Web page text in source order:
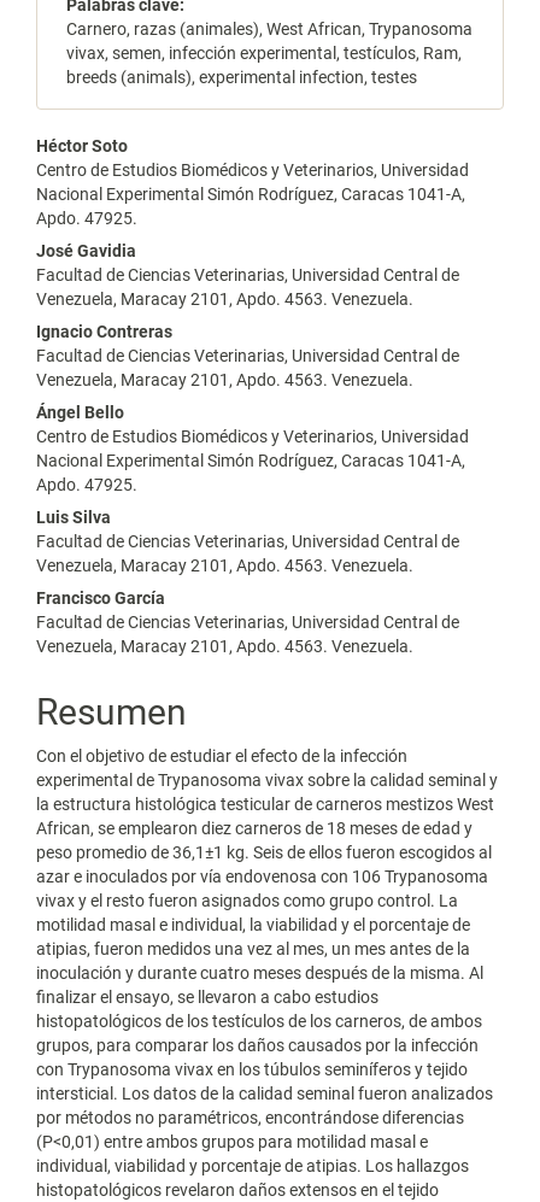
Palabras clave:
Carnero, razas (animales), West African, Trypanosoma
vivax, semen, infección experimental, testículos, Ram,
breeds (animals), experimental infection, testes
Contenido
principal
del
artículo
Héctor Soto
Centro de Estudios Biomédicos y Veterinarios, Universidad
Nacional Experimental Simón Rodríguez, Caracas 1041-A,
Apdo. 47925.
José Gavidia
Facultad de Ciencias Veterinarias, Universidad Central de
Venezuela, Maracay 2101, Apdo. 4563. Venezuela.
Ignacio Contreras
Facultad de Ciencias Veterinarias, Universidad Central de
Venezuela, Maracay 2101, Apdo. 4563. Venezuela.
Ángel Bello
Centro de Estudios Biomédicos y Veterinarios, Universidad
Nacional Experimental Simón Rodríguez, Caracas 1041-A,
Apdo. 47925.
Luis Silva
Facultad de Ciencias Veterinarias, Universidad Central de
Venezuela, Maracay 2101, Apdo. 4563. Venezuela.
Francisco García
Facultad de Ciencias Veterinarias, Universidad Central de
Venezuela, Maracay 2101, Apdo. 4563. Venezuela.
Resumen
Con el objetivo de estudiar el efecto de la infección
experimental de Trypanosoma vivax sobre la calidad seminal y
la estructura histológica testicular de carneros mestizos West
African, se emplearon diez carneros de 18 meses de edad y
peso promedio de 36,1±1 kg. Seis de ellos fueron escogidos al
azar e inoculados por vía endovenosa con 106 Trypanosoma
vivax y el resto fueron asignados como grupo control. La
motilidad masal e individual, la viabilidad y el porcentaje de
atipias, fueron medidos una vez al mes, un mes antes de la
inoculación y durante cuatro meses después de la misma. Al
finalizar el ensayo, se llevaron a cabo estudios
histopatológicos de los testículos de los carneros, de ambos
grupos, para comparar los daños causados por la infección
con Trypanosoma vivax en los túbulos seminíferos y tejido
intersticial. Los datos de la calidad seminal fueron analizados
por métodos no paramétricos, encontrándose diferencias
(P<0,01) entre ambos grupos para motilidad masal e
individual, viabilidad y porcentaje de atipias. Los hallazgos
histopatológicos revelaron daños extensos en el tejido